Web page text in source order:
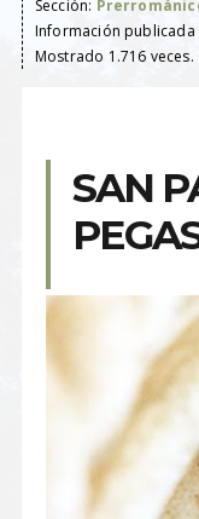
Sección:
Información publicada
Mostrado 1.716 veces.
SAN